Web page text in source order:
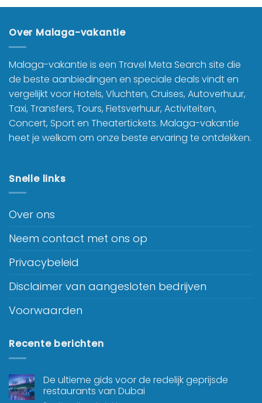
Over Malaga-vakantie
Malaga-vakantie is een Travel Meta Search site die
de beste aanbiedingen en speciale deals vindt en
vergelijkt voor Hotels, Vluchten, Cruises, Autoverhuur,
Taxi, Transfers, Tours, Fietsverhuur, Activiteiten,
Concert, Sport en Theatertickets. Malaga-vakantie
heet je welkom om onze beste ervaring te ontdekken.
Snelle links
Over ons
Neem contact met ons op
Privacybeleid
Disclaimer van aangesloten bedrijven
Voorwaarden
Recente berichten
De ultieme gids voor de redelijk geprijsde
restaurants van Dubai